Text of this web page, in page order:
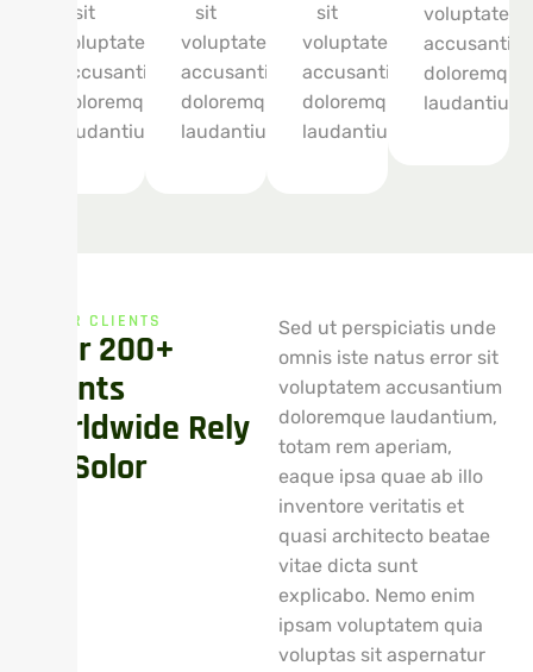
sit
voluptatem
accusantium
doloremque
laudantium.
sit
voluptatem
accusantium
doloremque
laudantium.
sit
voluptatem
accusantium
doloremque
laudantium.
voluptatem
doloremque
laudantium.
OUR CLIENTS
Over 200+
Clients
Worldwide Rely
On Solor
Sed ut perspiciatis unde
omnis iste natus error sit
voluptatem accusantium
doloremque laudantium,
totam rem aperiam,
eaque ipsa quae ab illo
inventore veritatis et
quasi architecto beatae
vitae dicta sunt
explicabo. Nemo enim
ipsam voluptatem quia
voluptas sit aspernatur